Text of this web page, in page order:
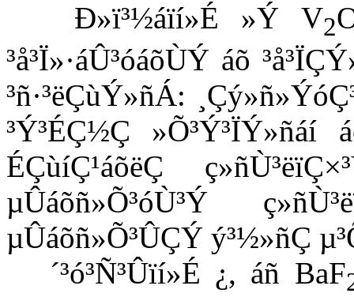
Ð»ï³½áïí»É »Ý V2
³å³Ï»·áÛ³óáõÙÝ áõ
³ñ·³ëÇùÝ»ñÁ:
³Ý³ÉÇ½Ç »Õ³Ý³ÏÝ»ñáí
ÉÇùíÇ¹áõëÇ
µÛáõñ»Õ³óÙ³Ý
µÛáõñ»Õ³ÛÇÝ ý³½»ñÇ
´³ó³Ñ³Ûïí»É ¿, áñ BaF